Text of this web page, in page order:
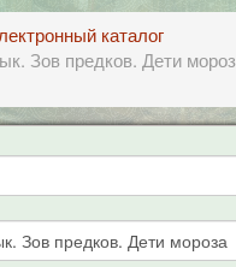
каталог
Зов предков. Дети